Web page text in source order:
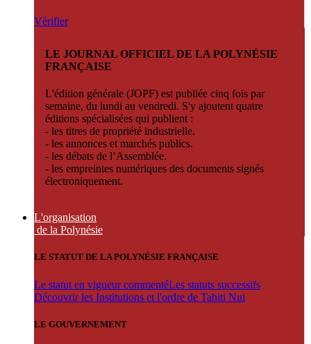
Vérifier
LE JOURNAL OFFICIEL DE LA POLYNÉSIE
FRANÇAISE
L'édition générale (JOPF) est publiée cinq fois par
semaine, du lundi au vendredi. S'y ajoutent quatre
éditions spécialisées qui publient :
- les titres de propriété industrielle.
- les annonces et marchés publics.
- les débats de l’Assemblée.
- les empreintes numériques des documents signés
électroniquement.
L'organisation
de la Polynésie
LE STATUT DE LA POLYNÉSIE FRANÇAISE
Le statut en vigueur commentéLes statuts successifs
Découvrir les Institutions et l'ordre de Tahiti Nui
LE GOUVERNEMENT